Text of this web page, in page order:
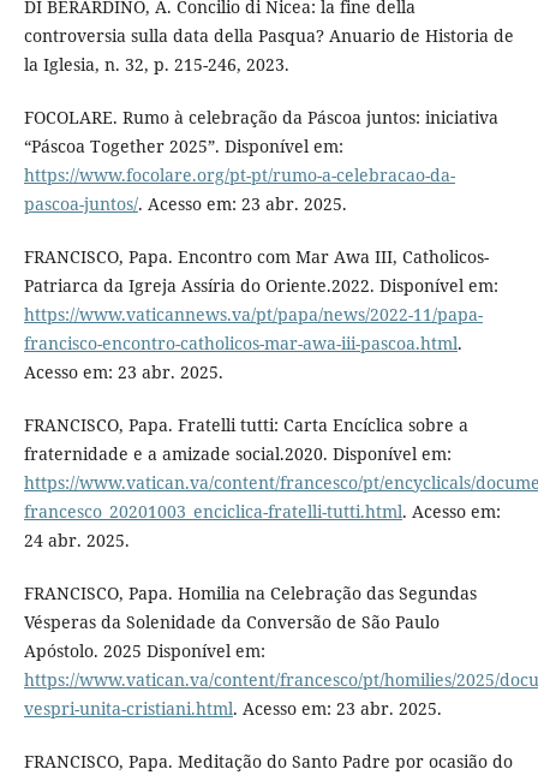
DI BERARDINO, A. Concilio di Nicea: la fine della
controversia sulla data della Pasqua? Anuario de Historia de
la Iglesia, n. 32, p. 215-246, 2023.
FOCOLARE. Rumo à celebração da Páscoa juntos: iniciativa
“Páscoa Together 2025”. Disponível em:
https://www.focolare.org/pt-pt/rumo-a-celebracao-da-
pascoa-juntos/. Acesso em: 23 abr. 2025.
FRANCISCO, Papa. Encontro com Mar Awa III, Catholicos-
Patriarca da Igreja Assíria do Oriente.2022. Disponível em:
https://www.vaticannews.va/pt/papa/news/2022-11/papa-
francisco-encontro-catholicos-mar-awa-iii-pascoa.html.
Acesso em: 23 abr. 2025.
FRANCISCO, Papa. Fratelli tutti: Carta Encíclica sobre a
fraternidade e a amizade social.2020. Disponível em:
https://www.vatican.va/content/francesco/pt/encyclicals/
francesco_20201003_enciclica-fratelli-tutti.html. Acesso em:
24 abr. 2025.
FRANCISCO, Papa. Homilia na Celebração das Segundas
Vésperas da Solenidade da Conversão de São Paulo
Apóstolo. 2025 Disponível em:
https://www.vatican.va/content/francesco/pt/homilies/2025/
vespri-unita-cristiani.html. Acesso em: 23 abr. 2025.
FRANCISCO, Papa. Meditação do Santo Padre por ocasião do